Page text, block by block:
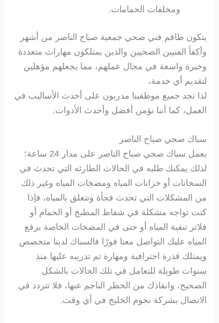
ومخلفات الحمامات.
يتكون طاقم فني صحي جمعية صباح الناصر من أشهر
وأكفأ الفنيين الصحيين والذين يمتلكون مهارات متعددة
وخبرة واسعة في مجال عملهم، مما يجعلهم مؤهلين
لتقديم أي خدمة،
لذا تجد جميع موظفينا مدربون على أحدث الأساليب في
العمل، كما أننا نؤمن أفضل وأحدث الأدوات.
سباك صحي صباح الناصر
يعمل سباك صحي صباح الناصر على مدار 24 ساعة؛
لذلك يمكنك طلبه في الحالات الطارئه التي تحدث في
السخانات أو خزانات المياه ومضخات المياه وغير ذلك
من المشكلات التي تحدث فجأة وتتعلق بالمياه، فإذا
كنت تواجه مشكلة في شفاط المطبخ أو الحمام أو
فلاتر تنقية المياه أو حتى في المضخات الخاصة برفع
المياه عليك التواصل معنا فورًا فالسباك لدينا متخصص
ويمتلك قدرة احترافية ومهارة تم تدريبه عليها منذ
سنوات طويلة للتعامل في تلك الحالات بالشكل
الصحيح، وانقاذك من الخطر الناجم عنها، فلا تتردد في
الاتصال بشركة نجوم الخليج في أي وقت.